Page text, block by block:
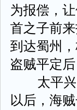
为报偿，
首之子前
到达蜀州
盗贼平定
太平兴
以后，海